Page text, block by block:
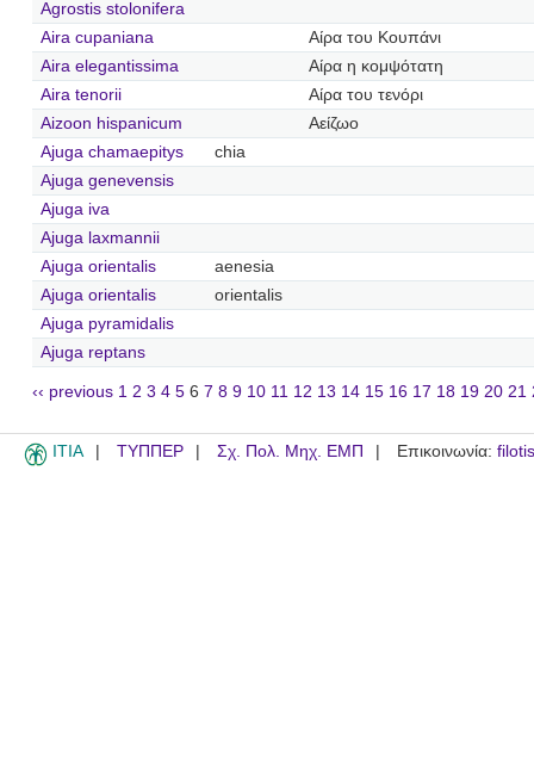
Agrostis stolonifera
Aira cupaniana
Αίρα του Κουπάνι
Aira elegantissima
Αίρα η κομψότατη
Aira tenorii
Αίρα του τενόρι
Aizoon hispanicum
Αείζωο
Ajuga chamaepitys
chia
Ajuga genevensis
Ajuga iva
Ajuga laxmannii
Ajuga orientalis
aenesia
Ajuga orientalis
orientalis
Ajuga pyramidalis
Ajuga reptans
‹‹ previous 1 2 3 4 5 6 7 8 9 10 11 12 13 14 15 16 17 18 19 20 21
ITIA ΤΥΠΠΕΡ Σχ. Πολ. Μηχ. ΕΜΠ Επικοινωνία: